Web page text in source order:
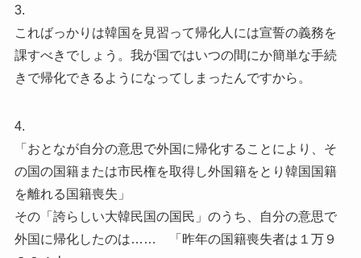
3.
こればっかりは韓国を見習って帰化人には宣誓の義務を
課すべきでしょう。我が国ではいつの間にか簡単な手続
きで帰化できるようになってしまったんですから。
4.
「おとなが自分の意思で外国に帰化することにより、そ
の国の国籍または市民権を取得し外国籍をとり韓国国籍
を離れる国籍喪失」
その「誇らしい大韓民国の国民」のうち、自分の意思で
外国に帰化したのは…… 「昨年の国籍喪失者は１万９